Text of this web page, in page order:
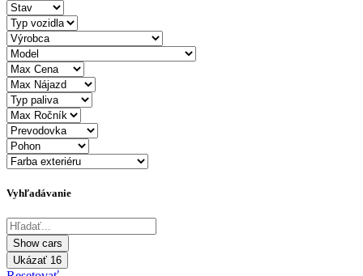
Vyhľadávanie
Ukázať 16